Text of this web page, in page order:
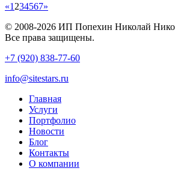
«1 234567»
© 2008-2026 ИП Попехин Николай
Все права защищены.
+7 (920) 838-77-60
info@sitestars.ru
Главная
Услуги
Портфолио
Новости
Блог
Контакты
О компании